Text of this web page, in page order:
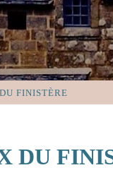
FINISTÈRE
DU